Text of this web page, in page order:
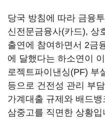
당국 방침에 따라 금융
신전문금융사(카드), 상
출연에 참여하면서 2금
에 달했다는 하소연이
로젝트파이낸싱(PF) 부
등으로 건전성 관리 부
가계대출 규제와 배드
삼중고를 직면한 상황입